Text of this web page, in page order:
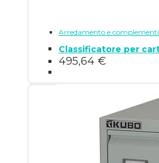
Arredamento e complementi
495,64 €